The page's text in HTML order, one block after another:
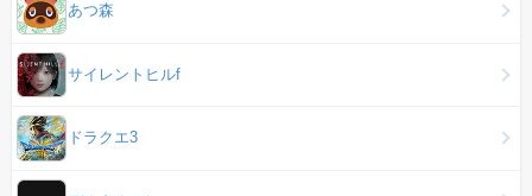
あつ森
サイレントヒルf
ドラクエ3